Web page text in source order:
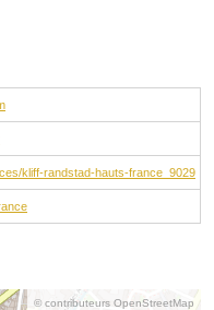
kliff-randstad-hauts-france_9029
© contributeurs OpenStreetMap